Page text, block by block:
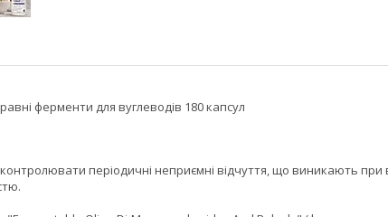
ферменти для вуглеводів 180 капсул
періодичні неприємні відчуття, що виникають при